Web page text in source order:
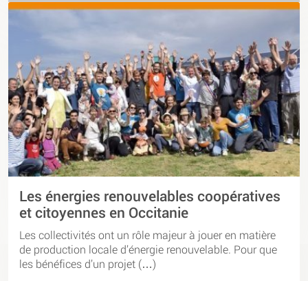
Les énergies renouvelables coopératives
et citoyennes en Occitanie
Les collectivités ont un rôle majeur à jouer en matière
de production locale d’énergie renouvelable. Pour que
les bénéfices d’un projet (…)